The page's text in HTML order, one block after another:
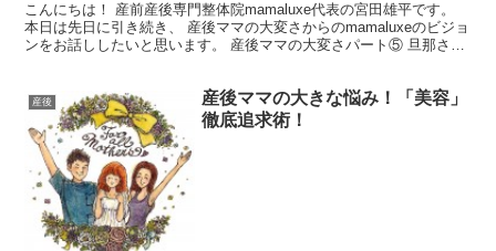
こんにちは！ 産前産後専門整体院mamaluxe代表の宮田雄平です。
本日は先日に引き続き、 産後ママの大変さからのmamaluxeのビジョ
ンをお話ししたいと思います。 産後ママの大変さパート⑤ 旦那さん
産後
産後ママの大きな悩み！「美容」
徹底追求術！